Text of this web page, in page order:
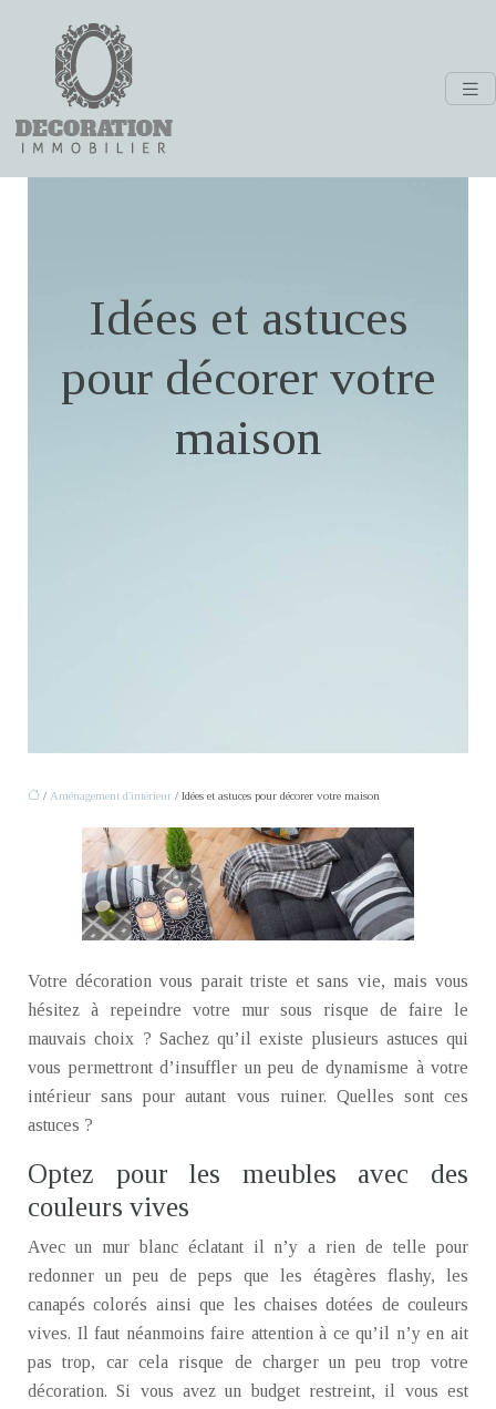
Idées et astuces
pour décorer votre
maison
/ Aménagement d'intérieur / Idées et astuces pour décorer votre maison
Votre décoration vous parait triste et sans vie, mais vous
hésitez à repeindre votre mur sous risque de faire le
mauvais choix ? Sachez qu’il existe plusieurs astuces qui
vous permettront d’insuffler un peu de dynamisme à votre
intérieur sans pour autant vous ruiner. Quelles sont ces
astuces ?
Optez pour les meubles avec des
couleurs vives
Avec un mur blanc éclatant il n’y a rien de telle pour
redonner un peu de peps que les étagères flashy, les
canapés colorés ainsi que les chaises dotées de couleurs
vives. Il faut néanmoins faire attention à ce qu’il n’y en ait
pas trop, car cela risque de charger un peu trop votre
décoration. Si vous avez un budget restreint, il vous est